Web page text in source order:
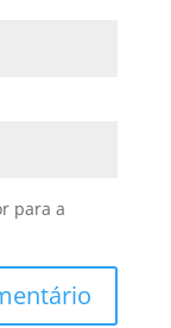
para a